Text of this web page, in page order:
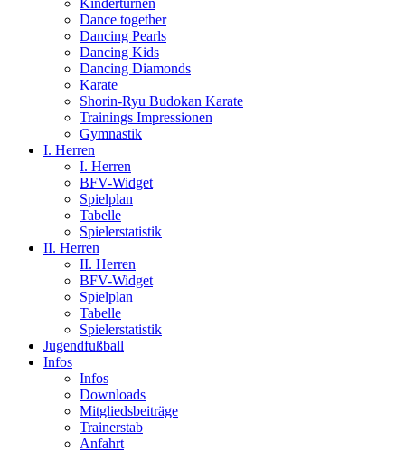
Dance together
Dancing Pearls
Dancing Kids
Dancing Diamonds
Karate
Shorin-Ryu Budokan Karate
Trainings Impressionen
Gymnastik
I. Herren
I. Herren
BFV-Widget
Spielplan
Tabelle
Spielerstatistik
II. Herren
II. Herren
BFV-Widget
Spielplan
Tabelle
Spielerstatistik
Jugendfußball
Infos
Infos
Downloads
Mitgliedsbeiträge
Trainerstab
Anfahrt